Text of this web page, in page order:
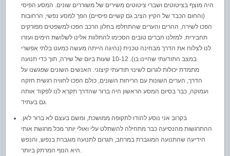
היה מוצף בציטוטים ושברי ציטוטים משירים של משוררים שונים. המסע הפיסי
(והחום הכבד של הקיץ הציב גם קשיים פיסיים) הפך למסע נפשי, הרחובות
הפכו לשירה, ההרים והערים שהתחלפו בחלון הרכב הפכו למשפטים מפורקים
תחבירית. למזלנו חברים טובים הסכימו להתלוות אלינו לשלושת הימים ועזרו
לנו לצלוח את הדרך מבחינה טכנית (נהיגה הייתה מעשה כמעט בלתי אפשרי
במצב התודעתי שהיינו בו). 10-12 שעות ביום של שירה, תוך כדי תנועה
מתמדת יכולות לגרום לשינוי תודעתי קיצוני. האנשים השונים שפגשנו על
הדרך, הערים השונות עם הריחות השונים, כולם הפכו לחוויה רגשית חזקה
ועמוקה, כבר בסיום המסע הראשון היה ברור שהדרך תקרא לנו לפקוד אותה
גם בעתיד.
בקרוב אני נוסע להודו לתקופה ממושכת, ומשם בעצם לא ברור לאן.
ההתרגשות מהנסיעה כבר מתחילה להשתלט עלי ואולי יותר מכל מרגשת אותי
הידיעה שהתנועה המוגברת במרחב, תגרום לתנועה מוגברת בנפש, והנפש
היא הנוף המרתק ביותר.